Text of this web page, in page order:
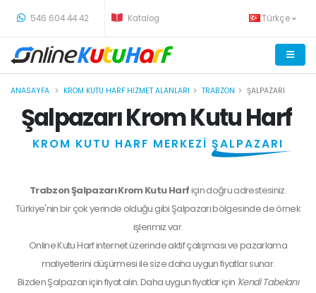
546 604 44 42 Katalog Türkçe
ANASAYFA KROM KUTU HARF HIZMET ALANLARI TRABZON ŞALPAZARI
Şalpazarı Krom Kutu Harf
KROM KUTU HARF MERKEZİ ŞALPAZARI
Trabzon Şalpazarı Krom Kutu Harfiçin doğru adrestesiniz.
Türkiye'nin bir çok yerinde olduğu gibi Şalpazarı bölgesinde de örnek
işlerimiz var.
Online Kutu Harf internet üzerinde aktif çalışması ve pazarlama
maliyetlerini düşürmesi ile size daha uygun fiyatlar sunar.
BizdenŞalpazarıiçin fiyat alın. Daha uygun fiyatlar için 'Kendi Tabelanı